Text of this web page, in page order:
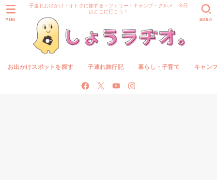
子連れお出かけ・オトクに旅する・フェリー・キャンプ・グルメ…今日
はどこに行こう！
お出かけスポットを探す 子連れ旅行記 暮らし・子育て キャン
SEARCH
MENU